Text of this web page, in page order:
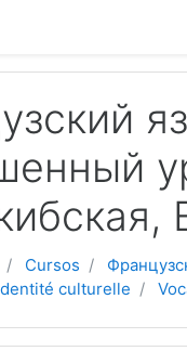
Cursos
culturelle